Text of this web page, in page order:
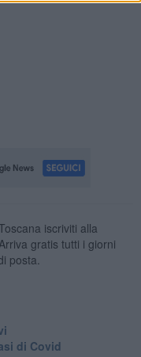
iscriviti alla
Arriva gratis tutti i giorni
posta.
di Covid